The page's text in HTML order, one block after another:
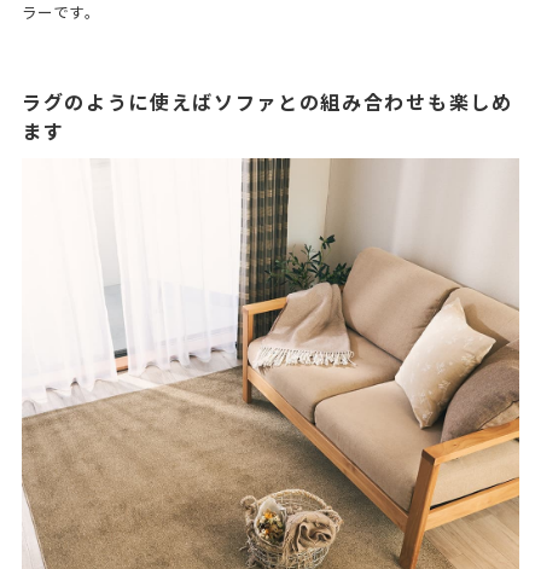
ラーです。
ラグのように使えばソファとの組み合わせも楽しめ
ます